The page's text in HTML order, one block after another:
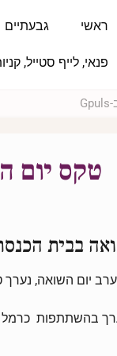
ראשי גבעתיים
פנאי, לייף סטייל,
טקס יום
בבית
יום השואה,
בהשתתפות כרמל